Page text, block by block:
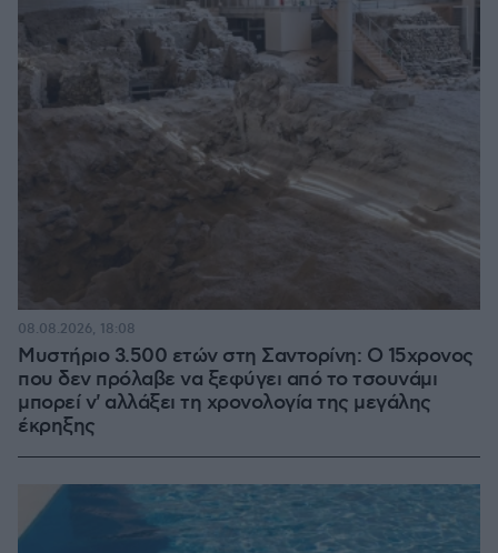
Μυστήριο 3.500 ετών στη Σαντορίνη: Ο 15χρονος
που δεν πρόλαβε να ξεφύγει από το τσουνάμι
μπορεί ν' αλλάξει τη χρονολογία της μεγάλης
έκρηξης
08.08.2026, 18:08